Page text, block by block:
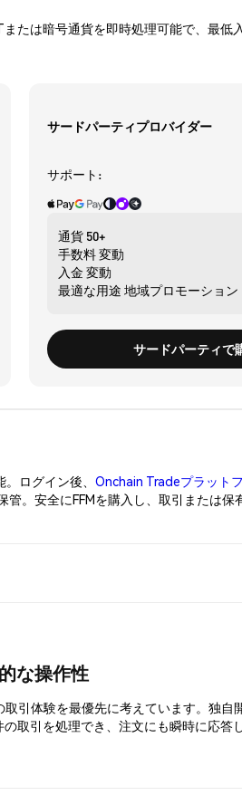
たは暗号通貨を即時処理可能で、最低
サードパーティプロバイダー
サポート:
通貨 50+
手数料変動
入金 変動
最適な用途 地域プロモーション
サードパーティで
ログイン後、 Onchain Tradeプラット
。安全にFFMを購入し、取引または保
な操作性
取引体験を最優先に考えています。独自
取引を処理でき、注文にも瞬時に応答し